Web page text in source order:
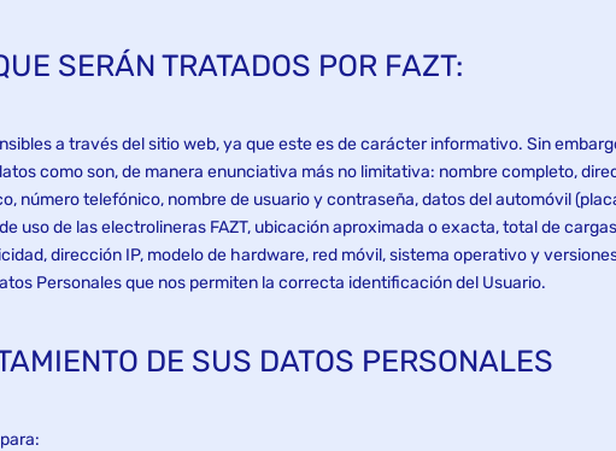
SERÁN TRATADOS POR FAZT:
a través del sitio web, ya que este es de carácter informativo. Sin
como son, de manera enunciativa más no limitativa: nombre completo,
número telefónico, nombre de usuario y contraseña, datos del automóvil
uso de las electrolineras FAZT, ubicación aproximada o exacta, total de
dirección IP, modelo de hardware, red móvil, sistema operativo y
Personales que nos permiten la correcta identificación del Usuario.
DE SUS DATOS PERSONALES